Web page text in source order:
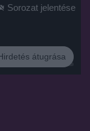
átugrása
Sorozat jelentése